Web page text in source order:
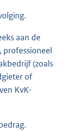
aan de
professioneel
(zoals
of
KvK-